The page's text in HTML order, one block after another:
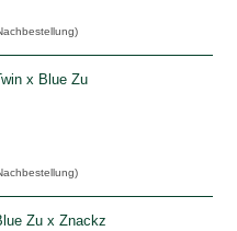
x Blue Zu
Zu x Znackz